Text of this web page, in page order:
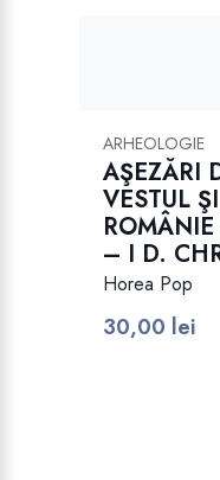
ARHEOLOGIE
AŞEZĂRI
VESTUL
– I D.
Horea Pop
30,00 lei